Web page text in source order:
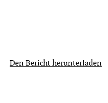
Den Bericht herunterladen